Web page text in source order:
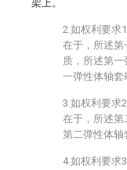
架上。
2.如权利要求
在于，所述第
质，所述第
一弹性体轴套
3.如权利要求
在于，所述第
第二弹性体轴
4.如权利要求